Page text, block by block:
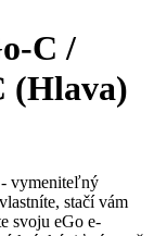
C /
(Hlava)
- vymeniteľný
stačí vám
svoju eGo e-